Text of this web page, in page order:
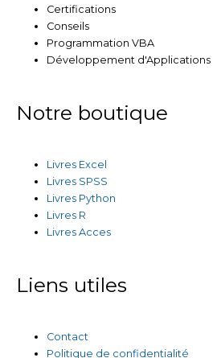
Certifications
Conseils
Programmation VBA
Développement d'Applications
Notre boutique
Livres Excel
Livres SPSS
Livres Python
Livres R
Livres Acces
Liens utiles
Contact
Politique de confidentialité